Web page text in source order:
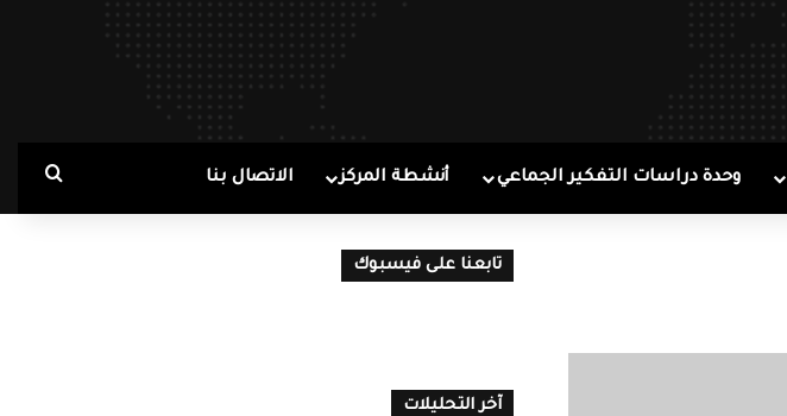
وحدة دراسات التفكير الجماعي أنشطة المركز الاتصال بنا بحث
تابعنا على فيسبوك
آخر التحليلات